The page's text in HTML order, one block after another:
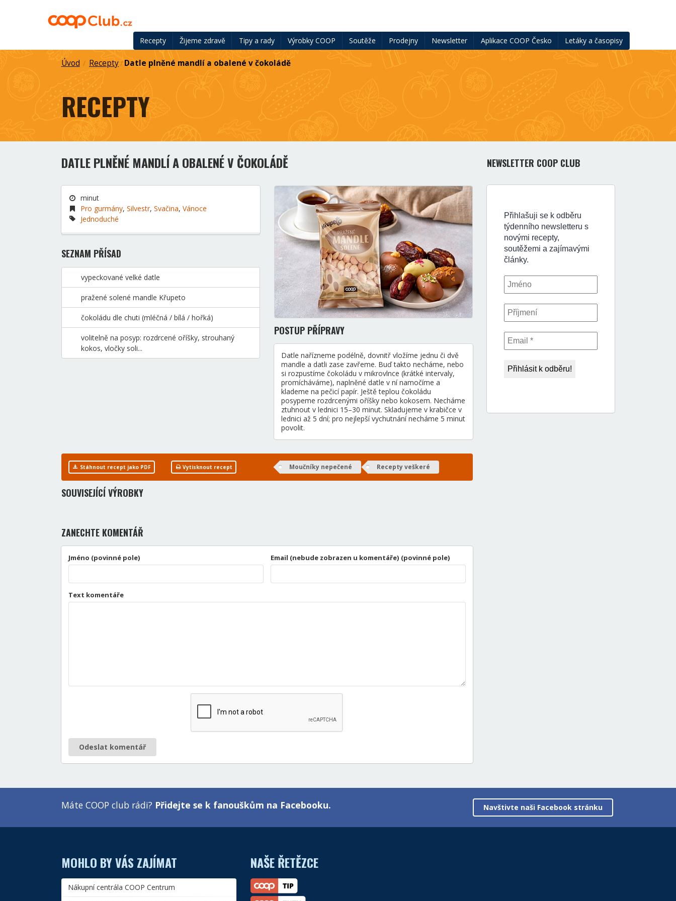
Recepty Žijeme zdravě Tipy a rady Výrobky COOP Soutěže Prodejny Newsletter Aplikace COOP Česko Letáky a časopisy
Úvod / Recepty/ Datle plněné mandlí a obalené v čokoládě
RECEPTY
DATLE PLNĚNÉ MANDLÍ A OBALENÉ V ČOKOLÁDĚ
minut
Pro gurmány,Silvestr,Svačina,Vánoce
Jednoduché
SEZNAM PŘÍSAD
vypeckované velké datle
pražené solené mandle Křupeto
čokoládu dle chuti (mléčná / bílá / hořká)
volitelně na posyp: rozdrcené oříšky, strouhaný
kokos, vločky soli...
POSTUP PŘÍPRAVY
Datle nařízneme podélně, dovnitř vložíme jednu či dvě
mandle a datli zase zavřeme. Buď takto necháme, nebo
si rozpustíme čokoládu v mikrovlnce (krátké intervaly,
promícháváme), naplněné datle v ní namočíme a
klademe na pečicí papír. Ještě teplou čokoládu
posypeme rozdrcenými oříšky nebo kokosem. Necháme
ztuhnout v lednici 15–30 minut. Skladujeme v krabičce v
lednici až 5 dní; pro nejlepší vychutnání necháme 5 minut
povolit.
Stáhnout recept jako PDF Vytisknout recept Moučníky nepečené Recepty veškeré
SOUVISEJÍCÍ VÝROBKY
ZANECHTE KOMENTÁŘ
Jméno (povinné pole) Email (nebude zobrazen u komentáře) (povinné pole)
Text komentáře
Odeslat komentář
NEWSLETTER COOP CLUB
Máte COOP club rádi? Přidejte se k fanouškům na Facebooku. Navštivte naši Facebook stránku
MOHLO BY VÁS ZAJÍMAT
Nákupní centrála COOP Centrum
NAŠE ŘETĚZCE